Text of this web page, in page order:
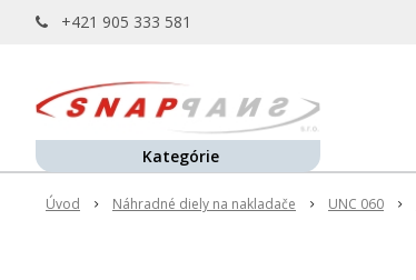
+421 905 333 581
Úvod Náhradné diely na nakladače UNC 060
Kategórie